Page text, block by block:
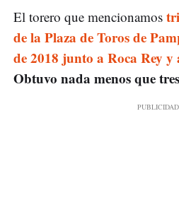
El torero que mencionamos
de la Plaza de Toros de
de 2018 junto a Roca Rey y
Obtuvo nada menos que